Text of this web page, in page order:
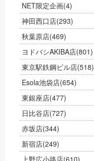
NET限定企画(4)
神田西口店(293)
秋葉原店(469)
ヨドバシAKIBA店(801)
東京駅鉄鋼ビル店(518)
Esola池袋店(654)
東銀座店(477)
日比谷店(727)
赤坂店(344)
新宿店(249)
上野広小路店(610)